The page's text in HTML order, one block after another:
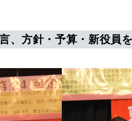
、方針・予算・新役員